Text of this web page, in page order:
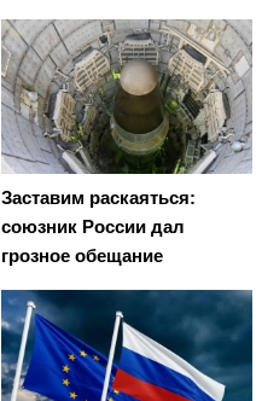
Заставим раскаяться:
союзник России дал
грозное обещание